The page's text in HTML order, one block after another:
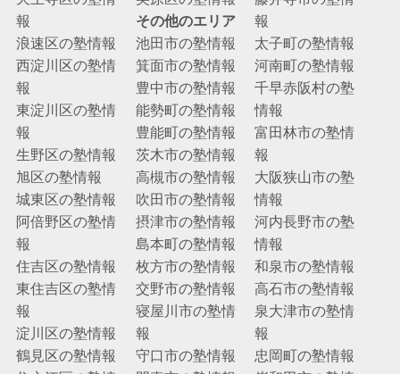
報
浪速区の塾情報
西淀川区の塾情
報
東淀川区の塾情
報
生野区の塾情報
旭区の塾情報
城東区の塾情報
阿倍野区の塾情
報
住吉区の塾情報
東住吉区の塾情
報
淀川区の塾情報
鶴見区の塾情報
その他のエリア
池田市の塾情報
箕面市の塾情報
豊中市の塾情報
能勢町の塾情報
豊能町の塾情報
茨木市の塾情報
高槻市の塾情報
吹田市の塾情報
摂津市の塾情報
島本町の塾情報
枚方市の塾情報
交野市の塾情報
寝屋川市の塾情
報
守口市の塾情報
報
太子町の塾情報
河南町の塾情報
千早赤阪村の塾
情報
富田林市の塾情
報
大阪狭山市の塾
情報
河内長野市の塾
情報
和泉市の塾情報
高石市の塾情報
泉大津市の塾情
報
忠岡町の塾情報